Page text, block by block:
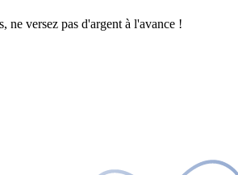
ne versez pas d'argent à l'avance !